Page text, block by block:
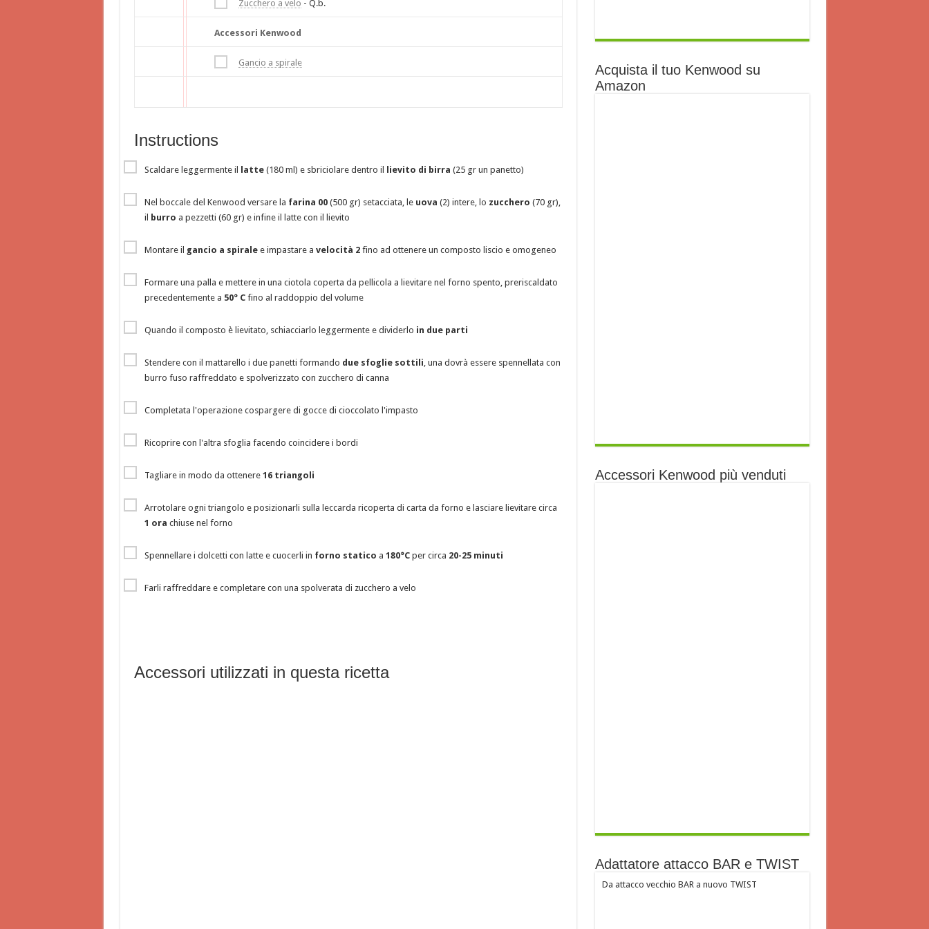
Zucchero a velo - Q.b.
Accessori Kenwood
Gancio a spirale
Instructions
Scaldare leggermente il latte(180 ml) e sbriciolare dentro il lievito di birra (25 gr un panetto)
Nel boccale del Kenwood versare la farina 00(500 gr) setacciata, le uova (2) intere, lo zucchero (70 gr),
il
burro a pezzetti (60 gr) e infine il latte con il lievito
Montare il gancio a spiralee impastare a velocità 2fino ad ottenere un composto liscio e omogeneo
Formare una palla e mettere in una ciotola coperta da pellicola a lievitare nel forno spento, preriscaldato
precedentemente a 50° Cfino al raddoppio del volume
Quando il composto è lievitato, schiacciarlo leggermente e dividerlo in due parti
Stendere con il mattarello i due panetti formando due sfoglie sottili , una dovrà essere spennellata con
burro fuso raffreddato e spolverizzato con zucchero di canna
Completata l'operazione cospargere di gocce di cioccolato l'impasto
Ricoprire con l'altra sfoglia facendo coincidere i bordi
Tagliare in modo da ottenere 16 triangoli
Arrotolare ogni triangolo e posizionarli sulla leccarda ricoperta di carta da forno e lasciare lievitare circa
1 ora chiuse nel forno
Spennellare i dolcetti con latte e cuocerli in forno statico a 180°Cper circa 20-25 minuti
Farli raffreddare e completare con una spolverata di zucchero a velo
Accessori utilizzati in questa ricetta
Acquista il tuo Kenwood su
Amazon
Accessori Kenwood più venduti
Adattatore attacco BAR e TWIST
Da attacco vecchio BAR a nuovo TWIST